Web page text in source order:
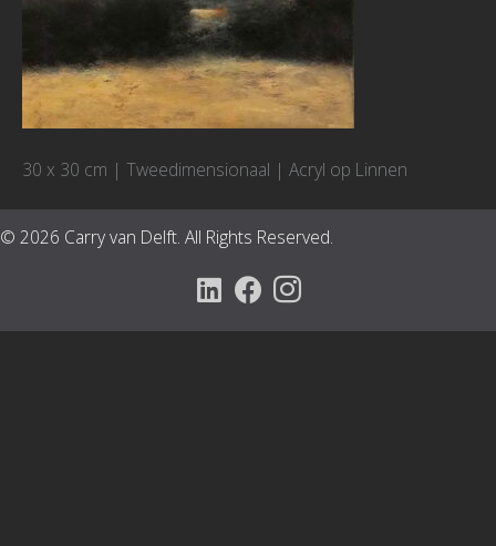
30 x 30 cm | Tweedimensionaal | Acryl op Linnen
© 2026 Carry van Delft. All Rights Reserved.